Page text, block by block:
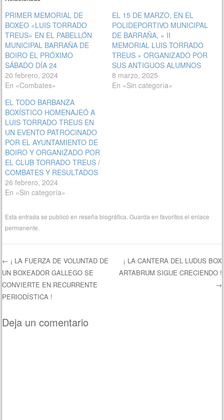
PRIMER MEMORIAL DE
BOXEO «LUIS TORRADO
TREUS» EN EL PABELLÓN
MUNICIPAL BARRAÑA DE
BOIRO EL PRÓXIMO
SÁBADO DÍA 24
20 febrero, 2024
En «Combates»
EL 15 DE MARZO, EN EL
POLIDEPORTIVO MUNICIPAL
DE BARRAÑA, » II
MEMORIAL LUIS TORRADO
TREUS » ORGANIZADO POR
SUS ANTIGUOS ALUMNOS
8 marzo, 2025
En «Sin categoría»
EL TODO BARBANZA
BOXÍSTICO HOMENAJEÓ A
LUIS TORRADO TREUS EN
UN EVENTO PATROCINADO
POR EL AYUNTAMIENTO DE
BOIRO Y ORGANIZADO POR
EL CLUB TORRADO TREUS /
COMBATES Y RESULTADOS
26 febrero, 2024
En «Sin categoría»
Esta entrada se publicó en reseña biográfica. Guarda en favoritos elenlace
permanente.
Navegación de entradas
← ¡ LA FUERZA DE VOLUNTAD DE
UN BOXEADOR GALLEGO SE
CONVIERTE EN RECURRENTE
PERIODÍSTICA !
¡ LA CANTERA DEL LUDUS BOX
ARTABRUM SIGUE CRECIENDO !
→
Deja un comentario